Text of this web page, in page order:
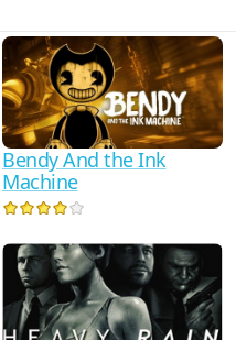
Bendy And the Ink
Machine